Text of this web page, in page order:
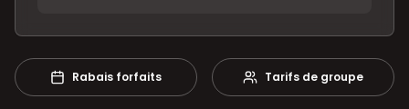
Rabais forfaits Tarifs de groupe